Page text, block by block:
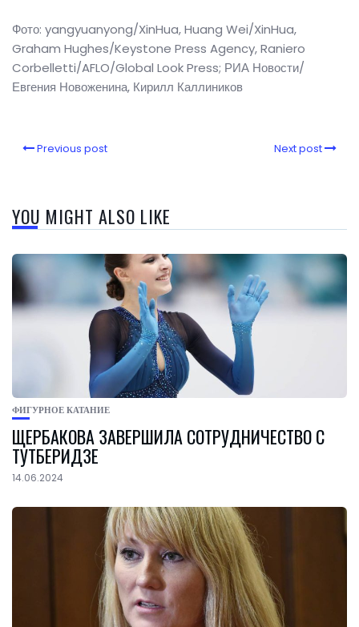
Фото: yangyuanyong/XinHua, Huang Wei/XinHua,
Graham Hughes/Keystone Press Agency, Raniero
Corbelletti/AFLO/Global Look Press; РИА Новости/
Евгения Новоженина, Кирилл Каллиников
Previous post Next post
YOU MIGHT ALSO LIKE
ФИГУРНОЕ КАТАНИЕ
ЩЕРБАКОВА ЗАВЕРШИЛА СОТРУДНИЧЕСТВО С
ТУТБЕРИДЗЕ
14.06.2024